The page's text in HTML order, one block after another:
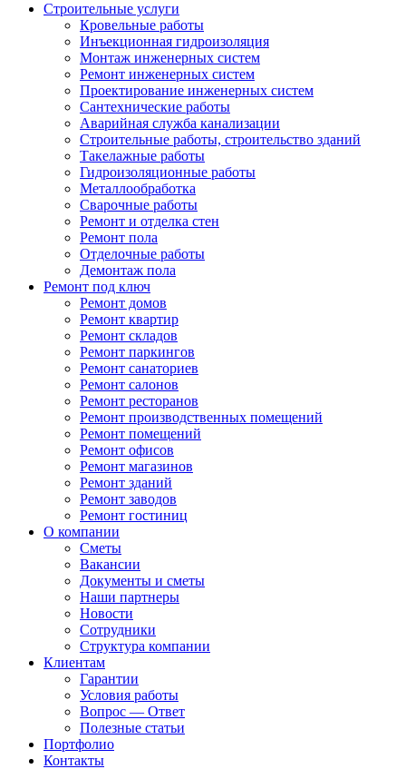
Строительные услуги
Кровельные работы
Инъекционная гидроизоляция
Монтаж инженерных систем
Ремонт инженерных систем
Проектирование инженерных систем
Сантехнические работы
Аварийная служба канализации
Строительные работы, строительство зданий
Такелажные работы
Гидроизоляционные работы
Металлообработка
Сварочные работы
Ремонт и отделка стен
Ремонт пола
Отделочные работы
Демонтаж пола
Ремонт под ключ
Ремонт домов
Ремонт квартир
Ремонт складов
Ремонт паркингов
Ремонт санаториев
Ремонт салонов
Ремонт ресторанов
Ремонт производственных помещений
Ремонт помещений
Ремонт офисов
Ремонт магазинов
Ремонт зданий
Ремонт заводов
Ремонт гостиниц
О компании
Сметы
Вакансии
Документы и сметы
Наши партнеры
Новости
Сотрудники
Структура компании
Клиентам
Гарантии
Условия работы
Вопрос — Ответ
Полезные статьи
Портфолио
Контакты